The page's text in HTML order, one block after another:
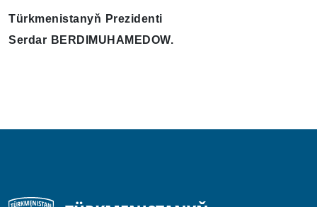
Türkmenistanyň Prezidenti
Serdar BERDIMUHAMEDOW.